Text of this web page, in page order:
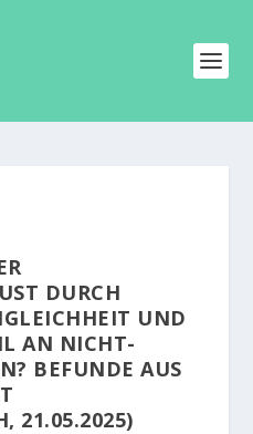
DURCH
UND
AN NICHT-
BEFUNDE AUS
21.05.2025)